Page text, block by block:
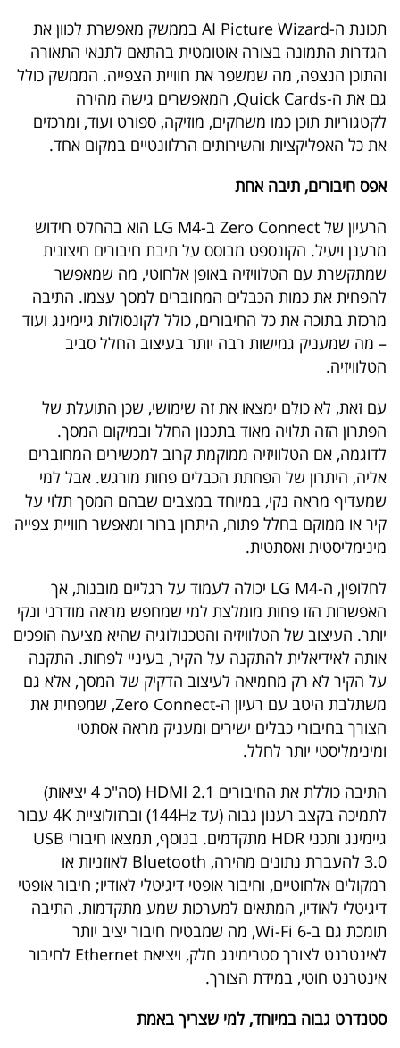
תכונת ה-AI Picture Wizard בממשק מאפשרת לכוון את
הגדרות התמונה בצורה אוטומטית בהתאם לתנאי התאורה
והתוכן הנצפה, מה שמשפר את חוויית הצפייה. הממשק כולל
גם את ה-Quick Cards, המאפשרים גישה מהירה
לקטגוריות תוכן כמו משחקים, מוזיקה, ספורט ועוד, ומרכזים
את כל האפליקציות והשירותים הרלוונטיים במקום אחד.
אפס חיבורים, תיבה אחת
הרעיון של Zero Connect ב-LG M4 הוא בהחלט חידוש
מרענן ויעיל. הקונספט מבוסס על תיבת חיבורים חיצונית
שמתקשרת עם הטלוויזיה באופן אלחוטי, מה שמאפשר
להפחית את כמות הכבלים המחוברים למסך עצמו. התיבה
מרכזת בתוכה את כל החיבורים, כולל לקונסולות גיימינג ועוד
– מה שמעניק גמישות רבה יותר בעיצוב החלל סביב
הטלוויזיה.
עם זאת, לא כולם ימצאו את זה שימושי, שכן התועלת של
הפתרון הזה תלויה מאוד בתכנון החלל ובמיקום המסך.
לדוגמה, אם הטלוויזיה ממוקמת קרוב למכשירים המחוברים
אליה, היתרון של הפחתת הכבלים פחות מורגש. אבל למי
שמעדיף מראה נקי, במיוחד במצבים שבהם המסך תלוי על
קיר או ממוקם בחלל פתוח, היתרון ברור ומאפשר חוויית צפייה
מינימליסטית ואסתטית.
לחלופין, ה-LG M4 יכולה לעמוד על רגליים מובנות, אך
האפשרות הזו פחות מומלצת למי שמחפש מראה מודרני ונקי
יותר. העיצוב של הטלוויזיה והטכנולוגיה שהיא מציעה הופכים
אותה לאידיאלית להתקנה על הקיר, בעיניי לפחות. התקנה
על הקיר לא רק מחמיאה לעיצוב הדקיק של המסך, אלא גם
משתלבת היטב עם רעיון ה-Zero Connect, שמפחית את
הצורך בחיבורי כבלים ישירים ומעניק מראה אסתטי
ומינימליסטי יותר לחלל.
התיבה כוללת את החיבורים HDMI 2.1 (סה"כ 4 יציאות)
לתמיכה בקצב רענון גבוה (עד 144Hz) וברזולוציית 4K עבור
גיימינג ותכני HDR מתקדמים. בנוסף, תמצאו חיבורי USB
3.0 להעברת נתונים מהירה, Bluetooth לאוזניות או
רמקולים אלחוטיים, וחיבור אופטי דיגיטלי לאודיו; חיבור אופטי
דיגיטלי לאודיו, המתאים למערכות שמע מתקדמות. התיבה
תומכת גם ב-Wi-Fi 6, מה שמבטיח חיבור יציב יותר
לאינטרנט לצורך סטרימינג חלק, ויציאת Ethernet לחיבור
אינטרנט חוטי, במידת הצורך.
סטנדרט גבוה במיוחד, למי שצריך באמת